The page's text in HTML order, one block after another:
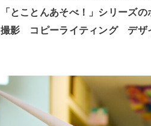
「とことんあそべ！」シリーズの
撮影 コピーライティング デザ